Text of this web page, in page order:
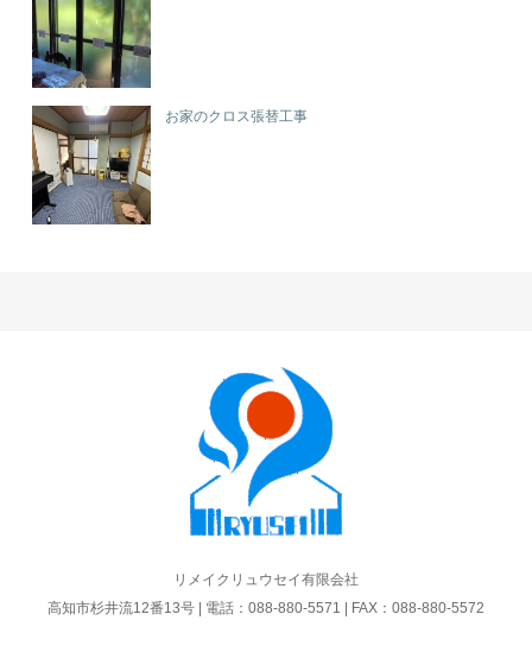
お家のクロス張替工事
リメイクリュウセイ有限会社
高知市杉井流12番13号 | 電話：088-880-5571 | FAX：088-880-5572